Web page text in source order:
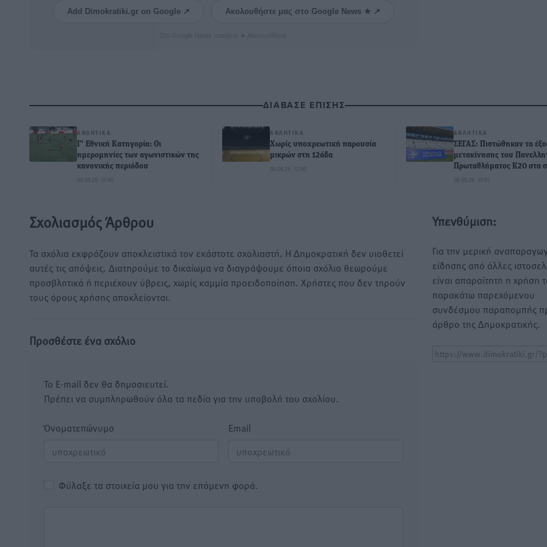
Add Dimokratiki.gr on Google ↗ Ακολουθήστε μας στο Google News ★ ↗
ΔΙΑΒΑΣΕ ΕΠΙΣΗΣ
ΑΘΛΗΤΙΚΆ
Γ’ Εθνική Κατηγορία: Οι
ημερομηνίες των αγωνιστικών της
κανονικής περιόδου
08.08.26 · 12:40
ΑΘΛΗΤΙΚΆ
Χωρίς υποχρεωτική παρουσία
μικρών στη 12άδα
08.08.26 · 12:00
ΑΘΛΗΤΙΚΆ
ΣΕΓΑΣ: Πιστώθηκαν τα
μετακίνησης του
Πρωταθλήματος Κ20 στα
08.08.26 · 10:51
Σχολιασμός Άρθρου
Τα σχόλια εκφράζουν αποκλειστικά τον εκάστοτε σχολιαστή. Η Δημοκρατική δεν υιοθετεί
αυτές τις απόψεις. Διατηρούμε το δικαίωμα να διαγράψουμε όποια σχόλια θεωρούμε
προσβλητικά ή περιέχουν ύβρεις, χωρίς καμμία προειδοποίηση. Χρήστες που δεν τηρούν
τους όρους χρήσης αποκλείονται.
Προσθέστε ένα σχόλιο
Το E-mail δεν θα δημοσιευτεί.
Πρέπει να συμπληρωθούν όλα τα πεδία για την υποβολή του σχολίου.
Όνοματεπώνυμο Email
Φύλαξε τα στοιχεία μου για την επόμενη φορά.
Υπενθύμιση:
Για την μερική
είδησης από άλλες
είναι απαραίτητη η χρήση
παρακάτω παρεχόμενου
συνδέσμου παραπομπής
άρθρο της Δημοκρατικής.